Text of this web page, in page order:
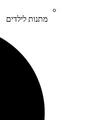
מתנות לילדים